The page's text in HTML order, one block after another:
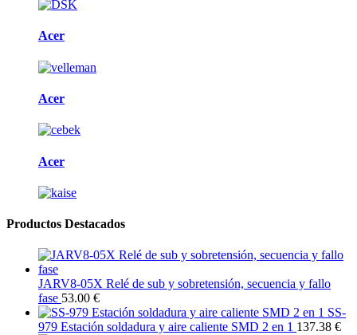
Acer
Acer
Acer
Productos Destacados
JARV8-05X Relé de sub y sobretensión, secuencia y fallo
fase 53.00 €
SS-
979 Estación soldadura y aire caliente SMD 2 en 1 137.38 €